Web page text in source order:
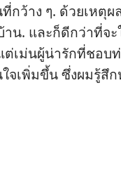
ว้าง ๆ. ด้วย​เหตุ​ผ
าน. และ​ก็​ดี​กว่า​ที่​จ
เม่น​ผู้​น่า​รัก​ที่​ชอบ​
เพิ่ม​ขึ้น ซึ่ง​ผม​รู้สึก​